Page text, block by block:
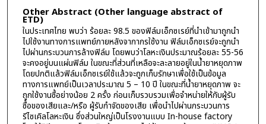
Other Abstract (Other language abstract of
ETD)
ในประเทศไทย พบว่า ร้อยละ 98.5 ของฟิล์มเอ็กซเรย์ที่นำเข้ามาถูกนำ
ไปใช้งานทางการแพทย์ภายหลังจากากรใช้งาน ฟิล์มเอ็กซเรย์จะถูกนำ
ไปผ่านกระบวนการล้างฟิล์ม โดยพบว่าโลหะเงินประมาณร้อยละ 55-56
จะคงอยู่บนแผ่นฟิล์ม ในขณะที่ส่วนที่เหลือจะละลายอยู่ในน้ำยาหยุดภาพ
โดยปกติแล้วฟิล์มเอ็กซเรย์ใช้แล้วจะถูกเก็บรักษาเพื่อใช้เป็นข้อมูล
ทางการแพทย์เป็นเวลาประมาณ 5 – 10 ปี ในขณะที่น้ำยาหยุดภาพ จะ
ถูกใช้งานซื้อย่างน้อย 2 ครั้ง ก่อนเก็บรวบรวมเพื่อจำหน่ายให้กับผู้รับ
ซื้อของเสียและ/หรือ ผู้รับกำจัดของเสีย เพื่อนำไปผ่านกระบวนการ
รีไซเคิลโลหะเงิน ซึ่งส่วนใหญ่เป็นโรงงานแบบ In-house factory